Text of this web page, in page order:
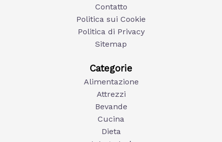
Contatto
Politica sui Cookie
Politica di Privacy
Sitemap
Categorie
Alimentazione
Attrezzi
Bevande
Cucina
Dieta